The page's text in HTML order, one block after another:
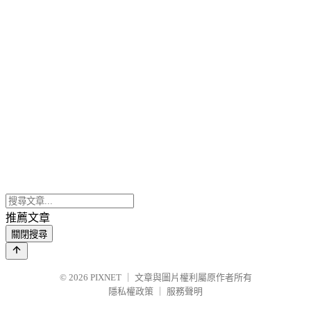
推薦文章
關閉搜尋
© 2026 PIXNET
文章與圖片權利屬原作者所有
隱私權政策
服務聲明